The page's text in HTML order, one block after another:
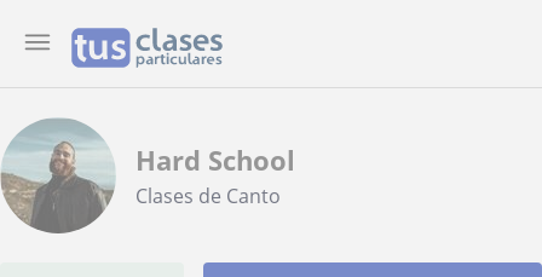
Hard School
Clases de Canto